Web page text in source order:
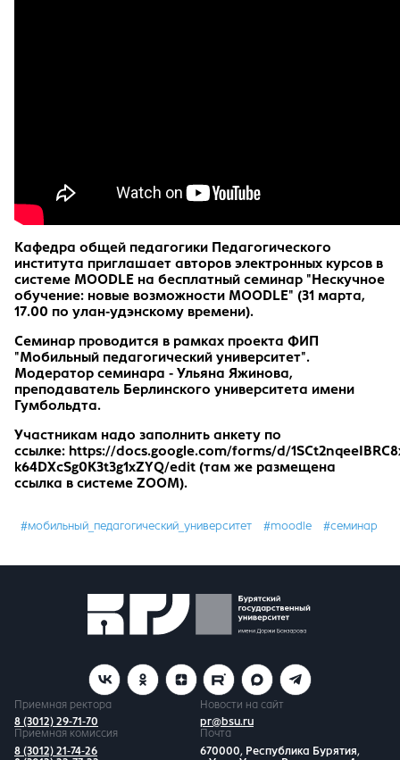
Кафедра общей педагогики Педагогического
института приглашает авторов электронных курсов в
системе MOODLE на бесплатный семинар "Нескучное
обучение: новые возможности MOODLE" (31 марта,
17.00 по улан-удэнскому времени).
Семинар проводится в рамках проекта ФИП
"Мобильный педагогический университет".
Модератор семинара - Ульяна Яжинова,
преподаватель Берлинского университета имени
Гумбольдта.
Участникам надо заполнить анкету по
ссылке: https://docs.google.com/forms/d/
k64DXcSg0K3t3g1xZYQ/edit (там же размещена
ссылка в системе ZOOM).
#мобильный_педагогический_университет #moodle #семинар
Приемная ректора
8 (3012) 29-71-70
Новости на сайт
pr@bsu.ru
Приемная комиссия
8 (3012) 21-74-26
Почта
670000, Республика Бурятия,